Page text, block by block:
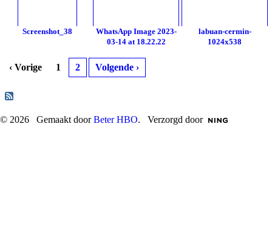
Screenshot_38
WhatsApp Image 2023-
03-14 at 18.22.22
labuan-cermin-
1024x538
‹ Vorige 1 2 Volgende ›
© 2026 Gemaakt doorBeter HBO. Verzorgd door